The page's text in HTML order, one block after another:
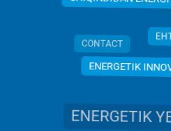
CONTACT
ENERGETIK
ENERGETIK